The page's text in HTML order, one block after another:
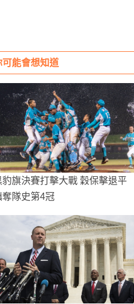
可能會想知道
豹旗決賽打擊大戰 穀保擊退平
奪隊史第4冠